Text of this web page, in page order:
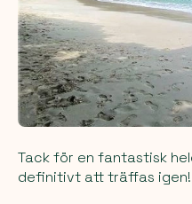
Tack för en fantastisk
definitivt att träffas igen!